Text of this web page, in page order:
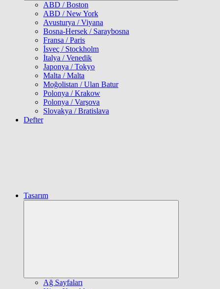
ABD / Boston
ABD / New York
Avusturya / Viyana
Bosna-Hersek / Saraybosna
Fransa / Paris
İsveç / Stockholm
İtalya / Venedik
Japonya / Tokyo
Malta / Malta
Moğolistan / Ulan Batur
Polonya / Krakow
Polonya / Varşova
Slovakya / Bratislava
Defter
Tasarım
Ağ Sayfaları